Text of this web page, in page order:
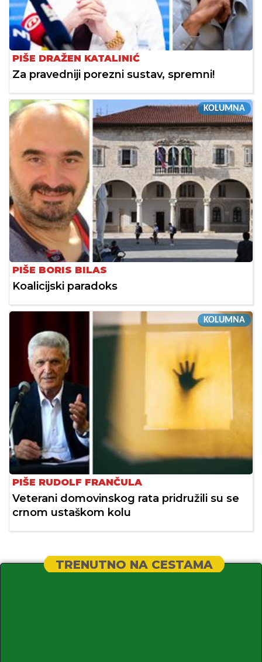
PIŠE DRAŽEN KATALINIĆ
Za pravedniji porezni sustav, spremni!
KOLUMNA
PIŠE BORIS BILAS
Koalicijski paradoks
KOLUMNA
PIŠE RUDOLF FRANČULA
Veterani domovinskog rata pridružili su se
crnom ustaškom kolu
TRENUTNO NA CESTAMA